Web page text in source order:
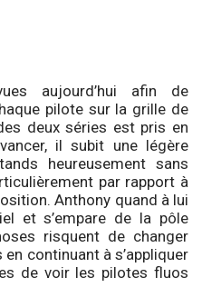
aujourd’hui afin de
pilote sur la grille de
deux séries est pris en
il subit une légère
heureusement sans
par rapport à
Anthony quand à lui
et s’empare de la pôle
risquent de changer
continuant à s’appliquer
de voir les pilotes fluos